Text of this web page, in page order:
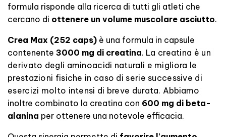
formula risponde alla ricerca di tutti gli atleti che
cercano di ottenere un volume muscolare asciutto.
Crea Max (252 caps) è una formula in capsule
contenente 3000 mg di creatina. La creatina è un
derivato degli aminoacidi naturali e migliora le
prestazioni fisiche in caso di serie successive di
esercizi molto intensi di breve durata. Abbiamo
inoltre combinato la creatina con 600 mg di beta-
alanina per ottenere una notevole efficacia.